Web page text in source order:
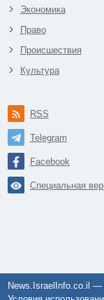
Экономика
Право
Происшествия
Культура
RSS
Telegram
Facebook
Специальная
News.IsraelInfo.co.il